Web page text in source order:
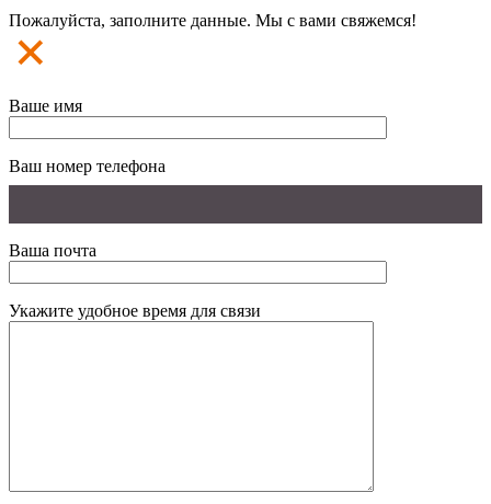
Пожалуйста, заполните данные. Мы с вами свяжемся!
Ваше имя
Ваш номер телефона
Ваша почта
Укажите удобное время для связи